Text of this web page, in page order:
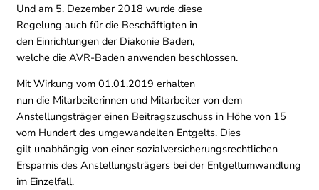
Und am 5. Dezember 2018 wurde diese
Regelung auch für die Beschäftigten in
den Einrichtungen der Diakonie Baden,
welche die AVR-Baden anwenden beschlossen.
Mit Wirkung vom 01.01.2019 erhalten
nun die Mitarbeiterinnen und Mitarbeiter von dem
Anstellungsträger einen Beitragszuschuss in Höhe von 15
vom Hundert des umgewandelten Entgelts. Dies
gilt unabhängig von einer sozialversicherungsrechtlichen
Ersparnis des Anstellungsträgers bei der Entgeltumwandlung
im Einzelfall.